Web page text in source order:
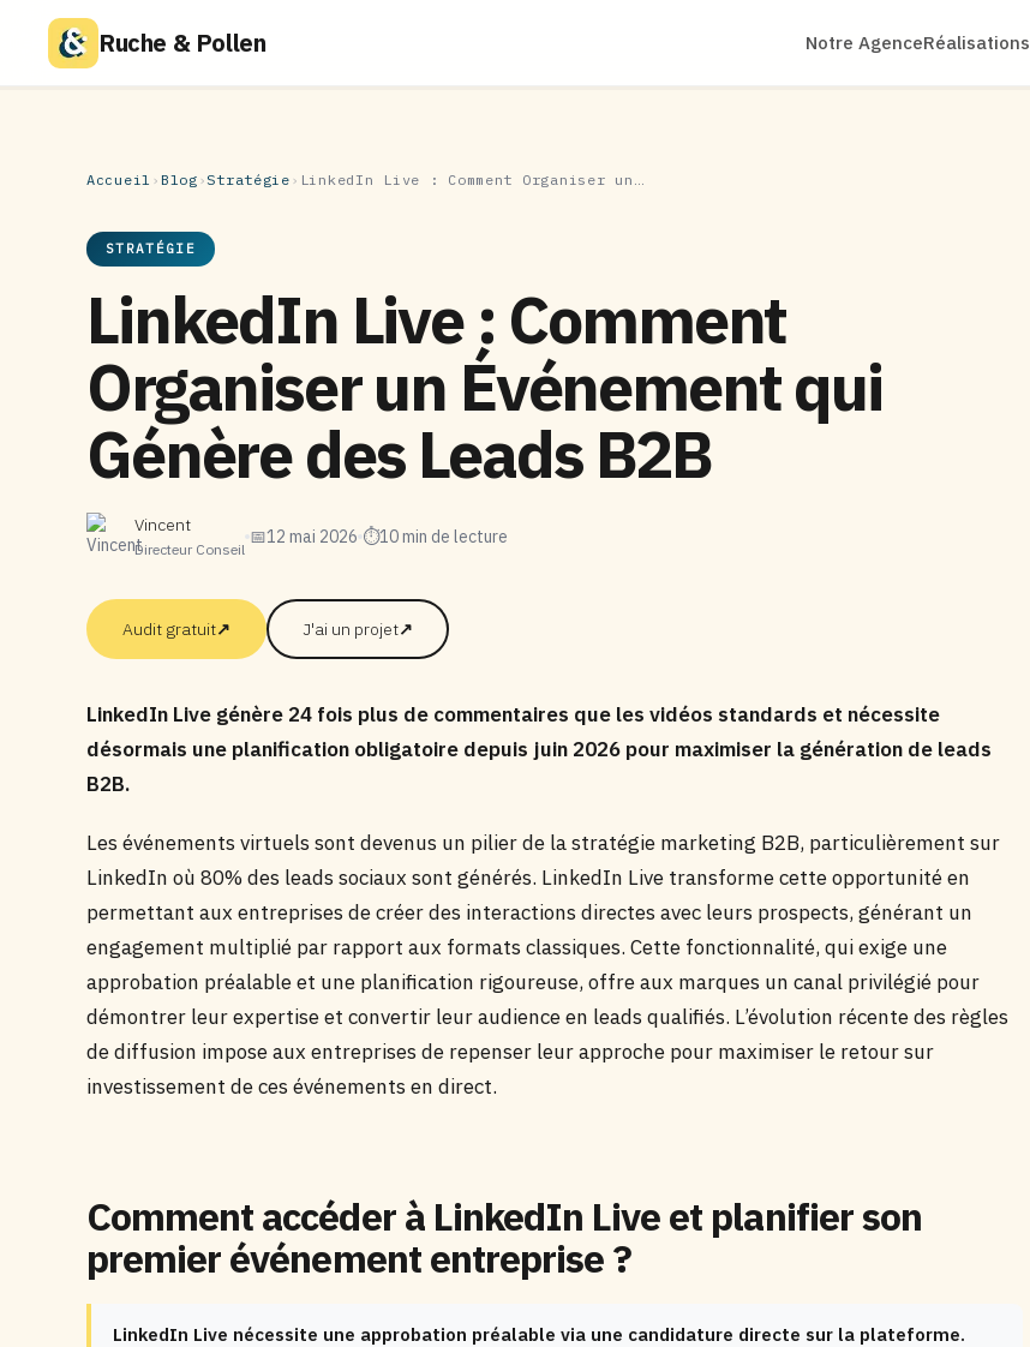
Ruche & Pollen Notre AgenceRéalisations
Accueil › Blog ›Stratégie › LinkedIn Live : Comment Organiser un…
STRATÉGIE
LinkedIn Live : Comment
Organiser un Événement qui
Génère des Leads B2B
Vincent
Directeur Conseil
📅12 mai 2026 ⏱10 min de lecture
Audit gratuit↗ J'ai un projet↗
LinkedIn Live génère 24 fois plus de commentaires que les vidéos standards et nécessite
désormais une planification obligatoire depuis juin 2026 pour maximiser la génération de leads
B2B.
Les événements virtuels sont devenus un pilier de la stratégie marketing B2B, particulièrement sur
LinkedIn où 80% des leads sociaux sont générés. LinkedIn Live transforme cette opportunité en
permettant aux entreprises de créer des interactions directes avec leurs prospects, générant un
engagement multiplié par rapport aux formats classiques. Cette fonctionnalité, qui exige une
approbation préalable et une planification rigoureuse, offre aux marques un canal privilégié pour
démontrer leur expertise et convertir leur audience en leads qualifiés. L’évolution récente des règles
de diffusion impose aux entreprises de repenser leur approche pour maximiser le retour sur
investissement de ces événements en direct.
Comment accéder à LinkedIn Live et planifier son
premier événement entreprise ?
LinkedIn Live nécessite une approbation préalable via une candidature directe sur la plateforme.